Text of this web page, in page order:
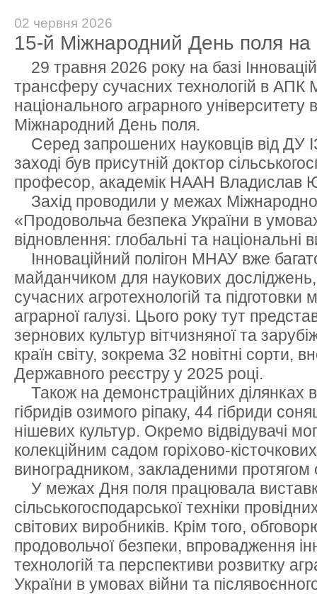
02 червня 2026
15-й Міжнародний День поля
29 травня 2026 року на базі
трансферу сучасних технологій в АПК
національного аграрного університету
Міжнародний День поля.
Серед запрошених науковців від ДУ
заході був присутній доктор
професор, академік НААН Владислав
Захід проводили у межах
«Продовольча безпека України в
відновлення: глобальні та національні
Інноваційний полігон МНАУ вже
майданчиком для наукових
сучасних агротехнологій та підготовки
аграрної галузі. Цього року тут
зернових культур вітчизняної та
країн світу, зокрема 32 новітні сорти,
Державного реєстру у 2025 році.
Також на демонстраційних ділянках
гібридів озимого ріпаку, 44 гібриди
нішевих культур. Окремо відвідувачі
колекційним садом горіхово-
виноградником, закладеними протягом
У межах Дня поля працювала
сільськогосподарської техніки
світових виробників. Крім того,
продовольчої безпеки, впровадження
технологій та перспективи розвитку
України в умовах війни та